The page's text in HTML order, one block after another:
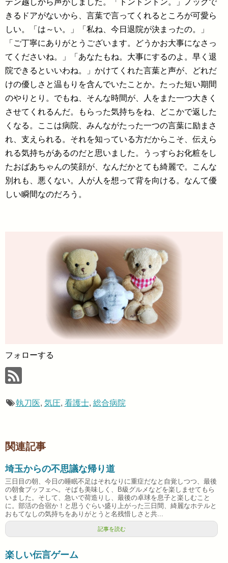
テン越しから声がしました。「トントントン。」ノックで
きるドアがないから、言葉で言ってくれるところが可愛ら
しい。「は～い。」「私ね、今日退院が決まったの。」
「ご丁寧にありがとうございます。どうかお大事になさっ
てくださいね。」「あなたもね。大事にするのよ。早く退
院できるといいわね。」かけてくれた言葉と声が、どれだ
けの優しさと温もりを含んでいたことか。たった短い期間
のやりとり。でもね、そんな時間が、人をまた一つ大きく
させてくれるんだ。もらった気持ちをね、どこかで返した
くなる。ここは病院、みんながたった一つの言葉に励まさ
れ、支えられる。それを知っている方だからこそ、伝えら
れる気持ちがあるのだと思いました。うっすらお化粧をし
たおばあちゃんの笑顔が、なんだかとても綺麗で。こんな
別れも、悪くない。人が人を想って背を向ける。なんて優
しい瞬間なのだろう。
フォローする
執刀医, 気圧, 看護士, 総合病院
関連記事
埼玉からの不思議な帰り道
三日目の朝、今日の睡眠不足はそれなりに重症だなと自覚しつつ、最後
の朝食ブッフェへ。そばも美味しく、B級グルメなどを楽しませてもら
いました。そして、急いで荷造りし、最後の卓球を息子と楽しむこと
に。部活の合宿か！と思うぐらい盛り上がった三日間、綺麗なホテルと
おもてなしの気持ちをありがとうと名残惜しさと共...
記事を読む
楽しい伝言ゲーム